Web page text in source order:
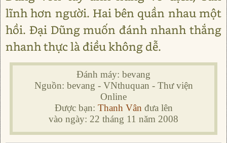
lĩnh hơn người. Hai bên quần nhau một
hồi. Đại Dũng muốn đánh nhanh thắng
nhanh thực là điều không dễ.
Đánh máy: bevang
Nguồn: bevang - VNthuquan - Thư viện
Online
Được bạn: Thanh Vân đưa lên
vào ngày: 22 tháng 11 năm 2008